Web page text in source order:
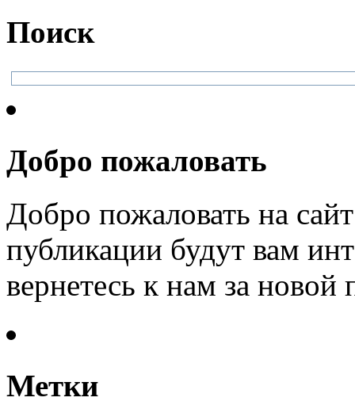
Поиск
Добро пожаловать
Добро пожаловать на
публикации будут вам
вернетесь к нам за
Метки